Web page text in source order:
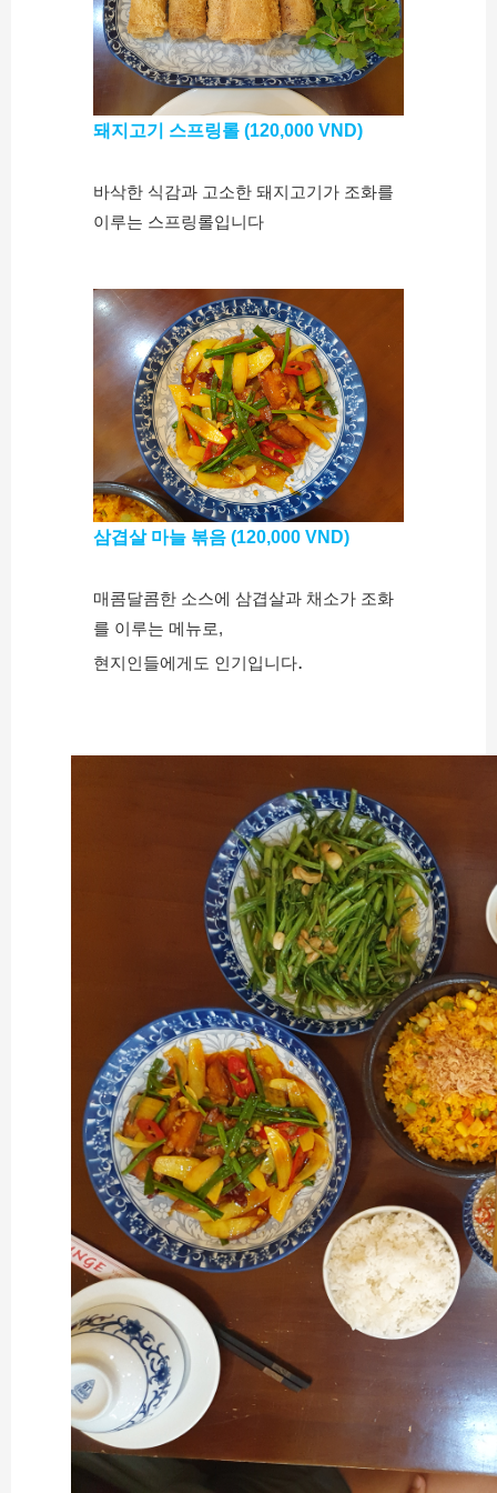
돼지고기 스프링롤 (120,000 VND)
바삭한 식감과 고소한 돼지고기가 조화를
이루는 스프링롤입니다
삼겹살 마늘 볶음 (120,000 VND)
매콤달콤한 소스에 삼겹살과 채소가 조화
를 이루는 메뉴로,
현지인들에게도 인기입니다.